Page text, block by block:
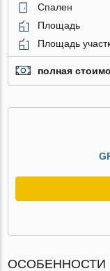
Спален
Площадь
Площадь
полная
ОСОБЕННОСТИ